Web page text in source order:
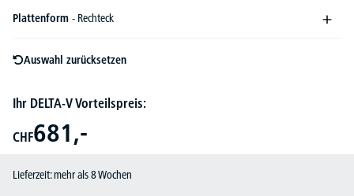
Plattenform - Rechteck
Auswahl zurücksetzen
Ihr DELTA-V Vorteilspreis:
CHF681,-
Lieferzeit: mehr als 8 Wochen